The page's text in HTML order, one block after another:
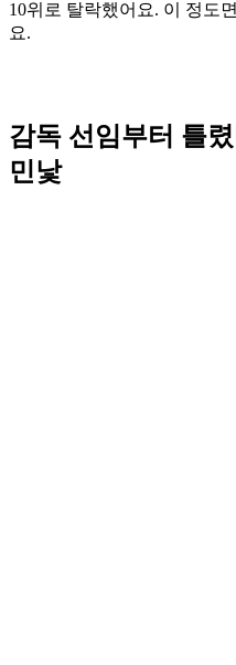
10위로 탈락했어요. 이 정도
요.
감독 선임부터 틀
민낯